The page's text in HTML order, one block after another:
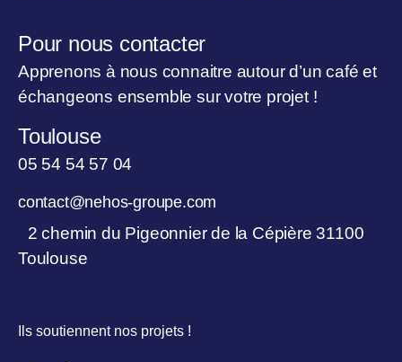
Pour nous contacter
Apprenons à nous connaitre autour d’un café et
échangeons ensemble sur votre projet !
Toulouse
05 54 54 57 04
contact@nehos-groupe.com
2 chemin du Pigeonnier de la Cépière 31100
Toulouse
Ils soutiennent nos projets !